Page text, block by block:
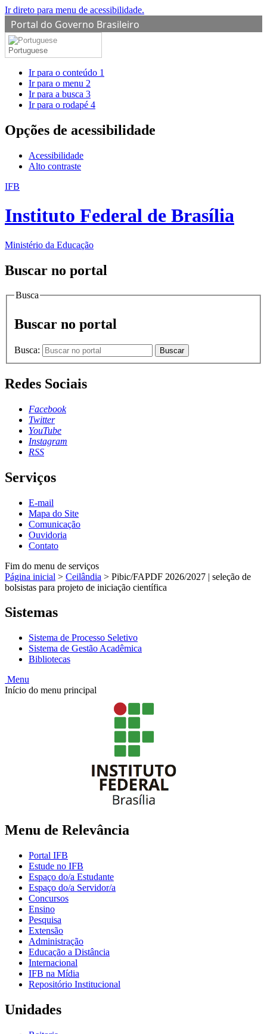
Ir direto para menu de acessibilidade.
Portal do Governo Brasileiro
Portuguese
Ir para o conteúdo 1
Ir para o menu 2
Ir para a busca 3
Ir para o rodapé 4
Opções de acessibilidade
Acessibilidade
Alto contraste
IFB
Instituto Federal de Brasília
Ministério da Educação
Buscar no portal
Busca
Buscar no portal
Busca: Buscar
Redes Sociais
Facebook
Twitter
YouTube
Instagram
RSS
Serviços
E-mail
Mapa do Site
Comunicação
Ouvidoria
Contato
Fim do menu de serviços
Página inicial > Ceilândia > Pibic/FAPDF 2026/2027 | seleção de
bolsistas para projeto de iniciação científica
Sistemas
Sistema de Processo Seletivo
Sistema de Gestão Acadêmica
Bibliotecas
Menu
Início do menu principal
Menu de Relevância
Portal IFB
Estude no IFB
Espaço do/a Estudante
Espaço do/a Servidor/a
Concursos
Ensino
Pesquisa
Extensão
Administração
Educação a Distância
Internacional
IFB na Mídia
Repositório Institucional
Unidades